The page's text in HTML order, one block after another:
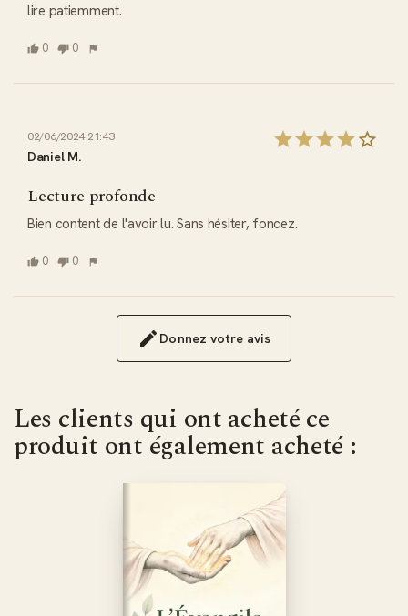
lire patiemment.
0 0
02/06/2024 21:43
Daniel M.
Lecture profonde
Bien content de l'avoir lu. Sans hésiter, foncez.
0 0
Donnez votre avis
Les clients qui ont acheté ce
produit ont également acheté :